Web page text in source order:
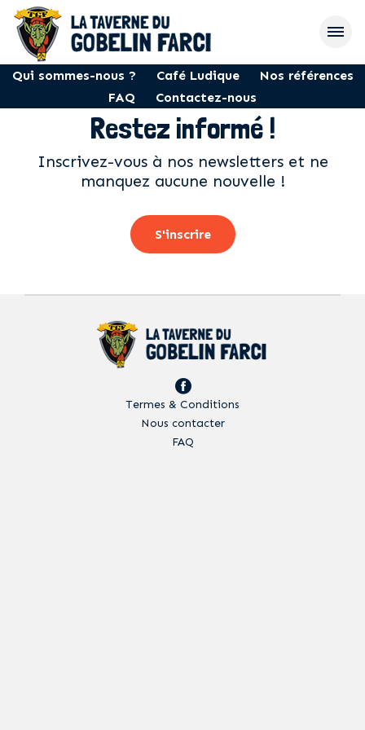
Qui sommes-nous ? Café Ludique
Nos références
FAQ
Contactez-nous
Restez informé !
Inscrivez-vous à nos newsletters et ne
manquez aucune nouvelle !
S'inscrire
Termes & Conditions
Nous contacter
FAQ